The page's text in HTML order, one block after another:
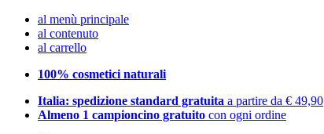
al menù principale
al contenuto
al carrello
100% cosmetici naturali
Italia: spedizione standard gratuita a partire da € 49,90
Almeno 1 campioncino gratuito con ogni ordine